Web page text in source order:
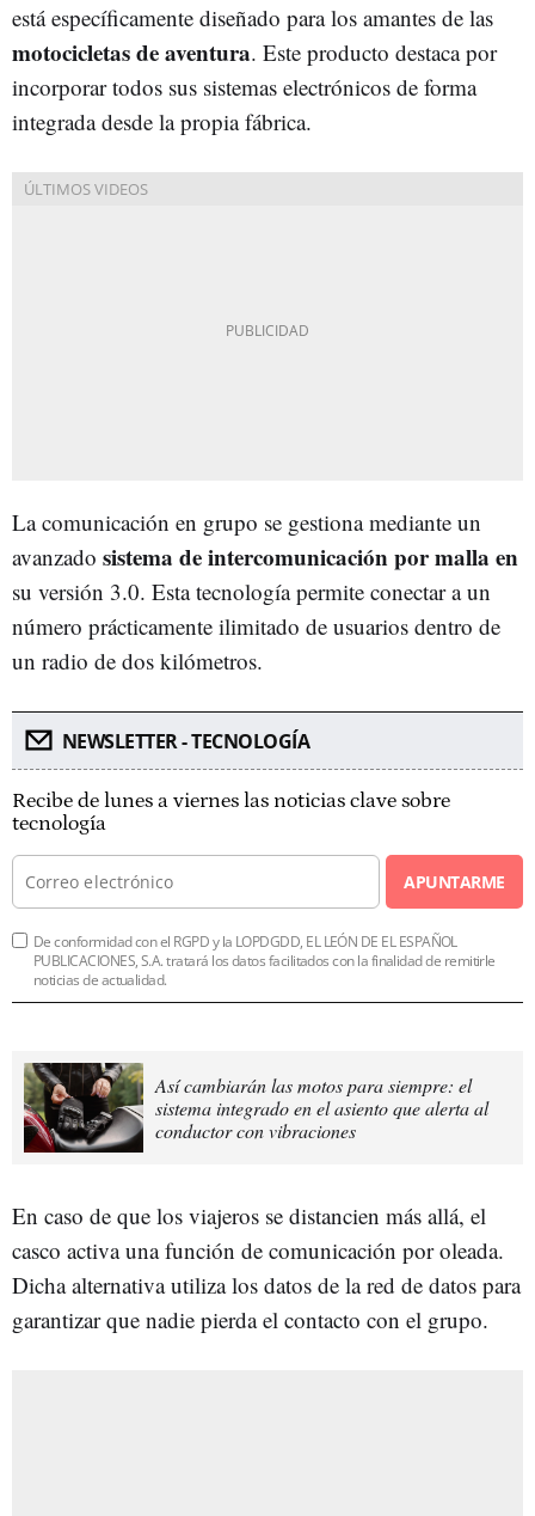
está específicamente diseñado para los amantes de las
motocicletas de aventura. Este producto destaca por
incorporar todos sus sistemas electrónicos de forma
integrada desde la propia fábrica.
La comunicación en grupo se gestiona mediante un
avanzado sistema de intercomunicación por malla en
su versión 3.0. Esta tecnología permite conectar a un
número prácticamente ilimitado de usuarios dentro de
un radio de dos kilómetros.
NEWSLETTER - TECNOLOGÍA
Recibe de lunes a viernes las noticias clave sobre
tecnología
APUNTARME
De conformidad con el RGPD y la LOPDGDD, EL LEÓN DE EL ESPAÑOL
PUBLICACIONES, S.A. tratará los datos facilitados con la finalidad de remitirle
noticias de actualidad.
Así cambiarán las motos para siempre: el
sistema integrado en el asiento que alerta al
conductor con vibraciones
En caso de que los viajeros se distancien más allá, el
casco activa una función de comunicación por oleada.
Dicha alternativa utiliza los datos de la red de datos para
garantizar que nadie pierda el contacto con el grupo.